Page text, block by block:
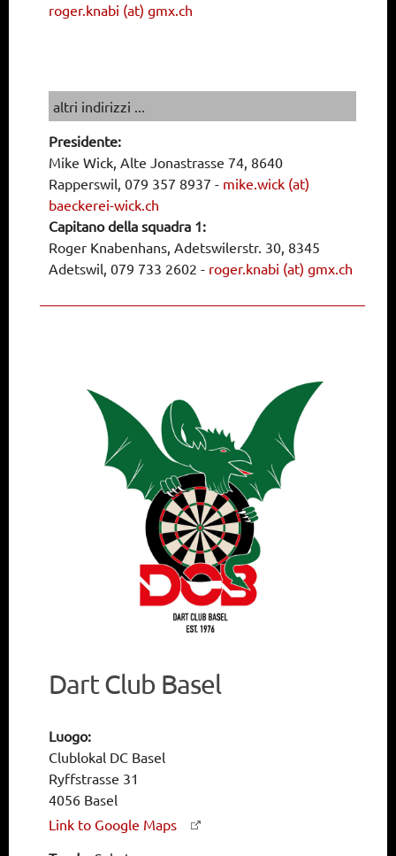
roger.knabi (at) gmx.ch
altri indirizzi ...
Presidente:
Mike Wick, Alte Jonastrasse 74, 8640
Rapperswil, 079 357 8937 - mike.wick (at)
baeckerei-wick.ch
Capitano della squadra 1:
Roger Knabenhans, Adetswilerstr. 30, 8345
Adetswil, 079 733 2602 - roger.knabi (at) gmx.ch
Dart Club Basel
Luogo:
Clublokal DC Basel
Ryffstrasse 31
4056 Basel
Link to Google Maps